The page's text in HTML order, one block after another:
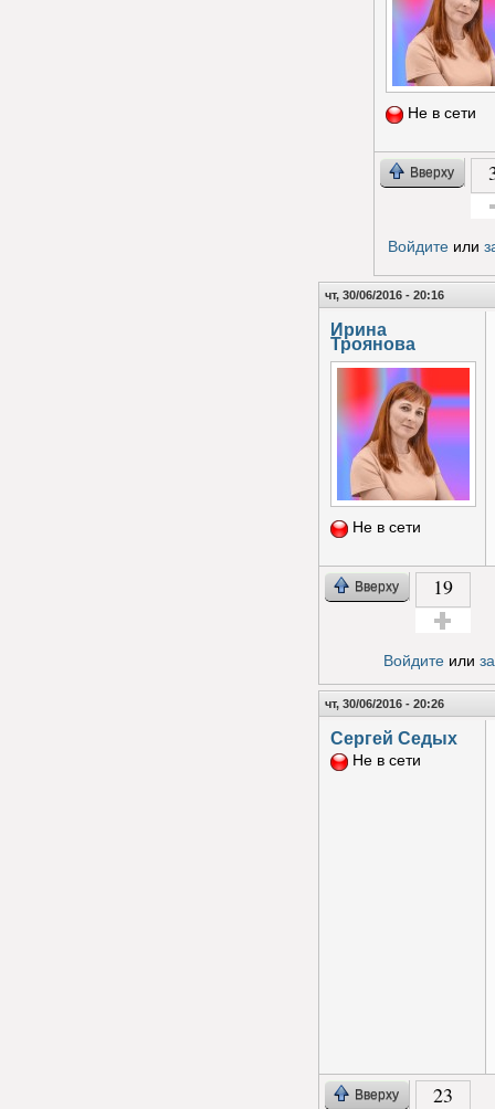
Не в сети
Вверху
Войдитеили
чт, 30/06/2016 - 20:16
Ирина
Троянова
Не в сети
Вверху 19
Войдитеили
чт, 30/06/2016 - 20:26
Сергей Седых
Не в сети
Вверху 23